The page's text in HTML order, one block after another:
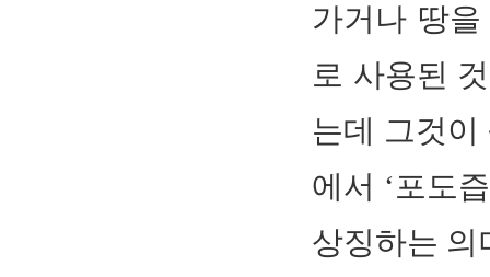
가거나 땅
로 사용된
는데 그것이
에서 ‘포도
상징하는 의